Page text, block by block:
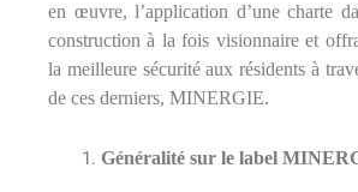
en œuvre, l’application d’une charte
construction à la fois visionnaire et
la meilleure sécurité aux résidents à
de ces derniers, MINERGIE.
Généralité sur le label